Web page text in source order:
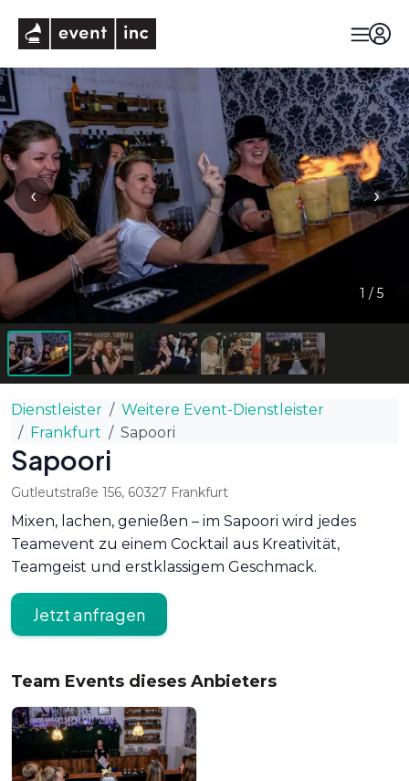
‹ ›
1 / 5
Dienstleister
Weitere Event-Dienstleister
Frankfurt
Sapoori
Sapoori
Gutleutstraße 156, 60327 Frankfurt
Mixen, lachen, genießen – im Sapoori wird jedes
Teamevent zu einem Cocktail aus Kreativität,
Teamgeist und erstklassigem Geschmack.
Jetzt anfragen
Team Events dieses Anbieters